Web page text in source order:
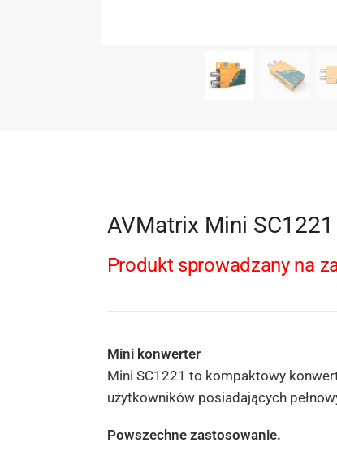
AVMatrix Mini
Produkt sprowadzany na
Mini konwerter
Mini SC1221 to kompaktowy
użytkowników posiadających
Powszechne zastosowanie.